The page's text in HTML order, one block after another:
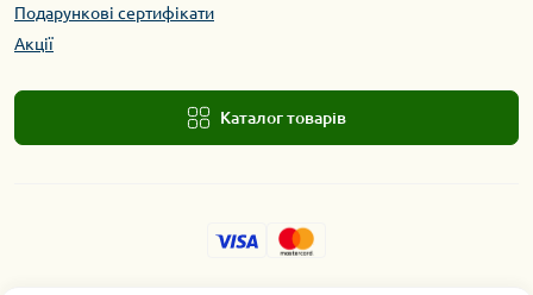
Подарункові сертифікати
Акції
Каталог товарів